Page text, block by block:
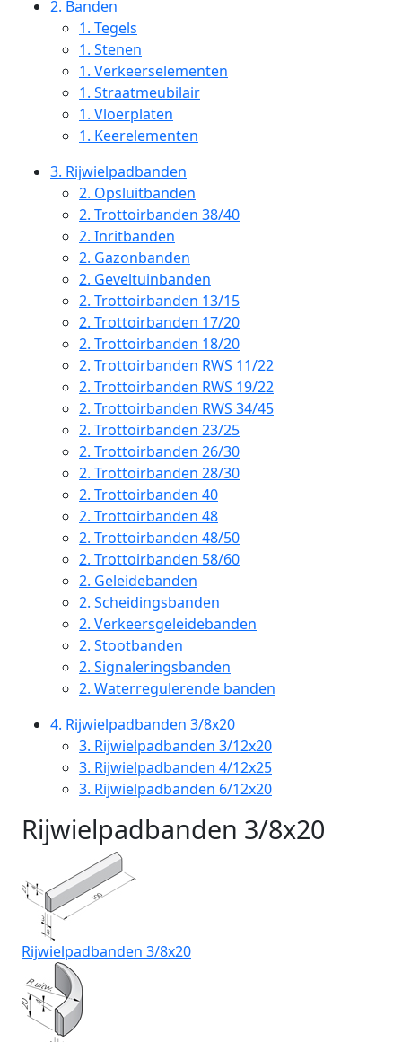
2. Banden
1. Tegels
1. Stenen
1. Verkeerselementen
1. Straatmeubilair
1. Vloerplaten
1. Keerelementen
3. Rijwielpadbanden
2. Opsluitbanden
2. Trottoirbanden 38/40
2. Inritbanden
2. Gazonbanden
2. Geveltuinbanden
2. Trottoirbanden 13/15
2. Trottoirbanden 17/20
2. Trottoirbanden 18/20
2. Trottoirbanden RWS 11/22
2. Trottoirbanden RWS 19/22
2. Trottoirbanden RWS 34/45
2. Trottoirbanden 23/25
2. Trottoirbanden 26/30
2. Trottoirbanden 28/30
2. Trottoirbanden 40
2. Trottoirbanden 48
2. Trottoirbanden 48/50
2. Trottoirbanden 58/60
2. Geleidebanden
2. Scheidingsbanden
2. Verkeersgeleidebanden
2. Stootbanden
2. Signaleringsbanden
2. Waterregulerende banden
4. Rijwielpadbanden 3/8x20
3. Rijwielpadbanden 3/12x20
3. Rijwielpadbanden 4/12x25
3. Rijwielpadbanden 6/12x20
Rijwielpadbanden 3/8x20
Rijwielpadbanden 3/8x20